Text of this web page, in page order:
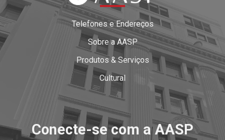
Telefones e Endereços
Sobre a AASP
Produtos & Serviços
Cultural
Conecte-se com a AASP